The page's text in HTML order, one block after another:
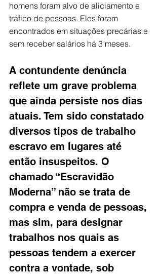
homens foram alvo de aliciamento e
tráfico de pessoas. Eles foram
encontrados em situações precárias e
sem receber salários há 3 meses.
A contundente denúncia
reflete um grave problema
que ainda persiste nos dias
atuais. Tem sido constatado
diversos tipos de trabalho
escravo em lugares até
então insuspeitos. O
chamado “Escravidão
Moderna” não se trata de
compra e venda de pessoas,
mas sim, para designar
trabalhos nos quais as
pessoas tendem a exercer
contra a vontade, sob